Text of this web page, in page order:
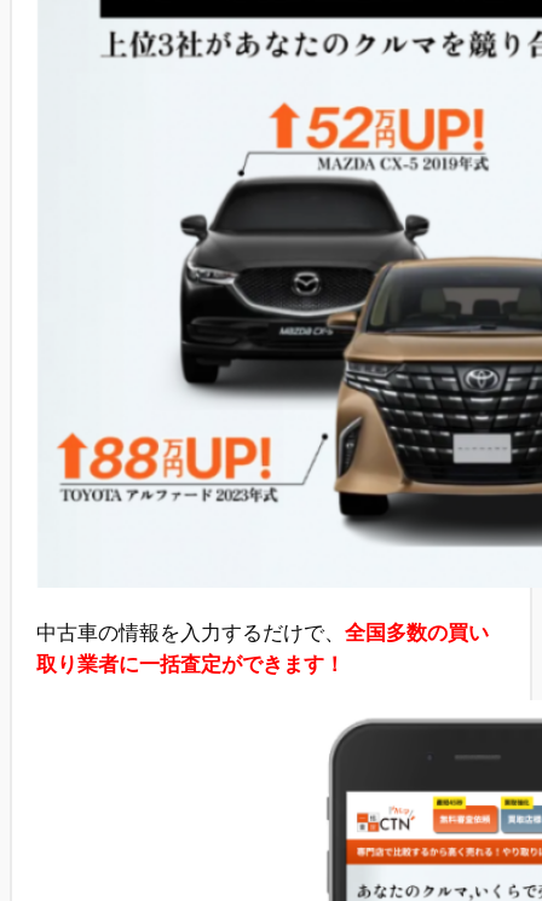
中古車の情報を入力するだけで、 全国多数の買い
取り業者に一括査定ができます！